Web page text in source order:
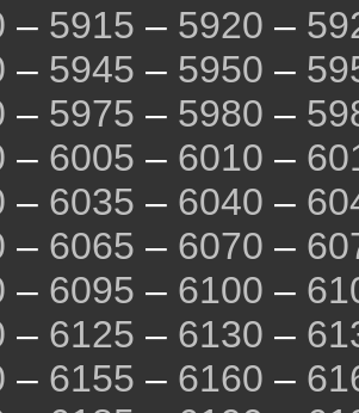
– 5915 – 5920 –
– 5945 – 5950 –
– 5975 – 5980 –
– 6005 – 6010 –
– 6035 – 6040 –
– 6065 – 6070 –
– 6095 – 6100 –
– 6125 – 6130 –
– 6155 – 6160 –